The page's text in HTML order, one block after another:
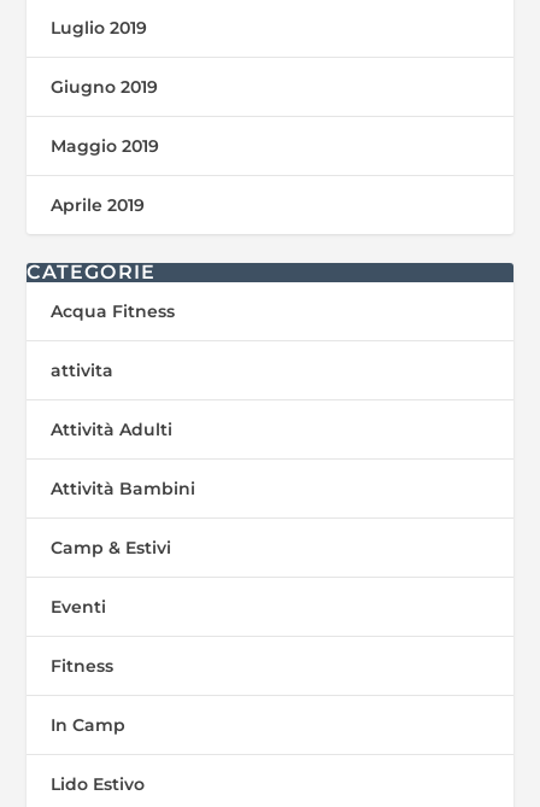
Luglio 2019
Giugno 2019
Maggio 2019
Aprile 2019
CATEGORIE
Acqua Fitness
attivita
Attività Adulti
Attività Bambini
Camp & Estivi
Eventi
Fitness
In Camp
Lido Estivo